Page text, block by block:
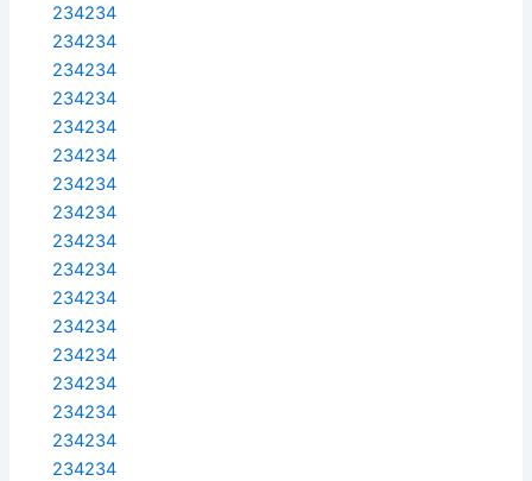
234234
234234
234234
234234
234234
234234
234234
234234
234234
234234
234234
234234
234234
234234
234234
234234
234234